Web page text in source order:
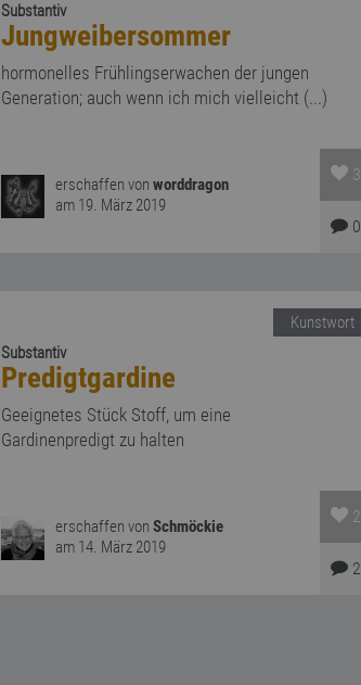
Substantiv
Jungweibersommer
hormonelles Frühlingserwachen der jungen
Generation; auch wenn ich mich vielleicht (...)
erschaffen von worddragon
am 19. März 2019
3
0
Kunstwort
Substantiv
Predigtgardine
Geeignetes Stück Stoff, um eine
Gardinenpredigt zu halten
erschaffen von Schmöckie
am 14. März 2019
2
2